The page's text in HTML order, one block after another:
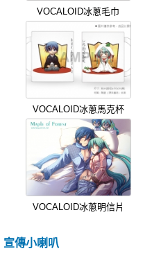
VOCALOID冰蔥毛巾
VOCALOID冰蔥馬克杯
VOCALOID冰蔥明信片
宣傳小喇叭